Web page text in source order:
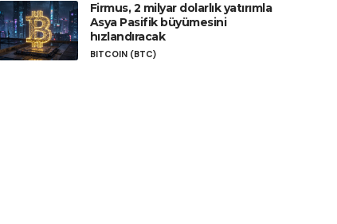
Firmus, 2 milyar dolarlık yatırımla
Asya Pasifik büyümesini
hızlandıracak
BITCOIN (BTC)